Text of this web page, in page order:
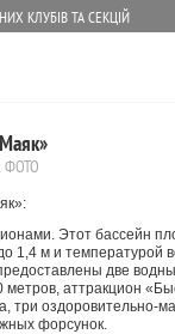
КЛУБІВ ТА СЕКЦІЙ
ФОТО
Этот бассейн
1,4 м и температурой
две
аттракцион
три оздоровительно-
форсунок.